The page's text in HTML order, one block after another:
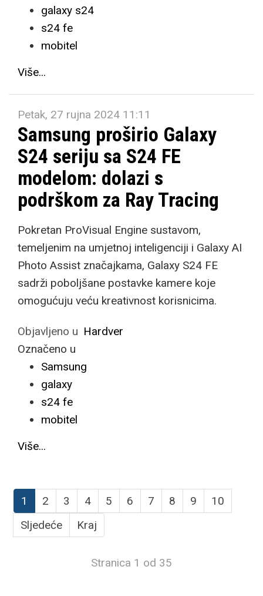
galaxy s24
s24 fe
mobitel
Više...
Petak, 27 rujna 2024 11:11
Samsung proširio Galaxy
S24 seriju sa S24 FE
modelom: dolazi s
podrškom za Ray Tracing
Pokretan ProVisual Engine sustavom,
temeljenim na umjetnoj inteligenciji i Galaxy AI
Photo Assist značajkama, Galaxy S24 FE
sadrži poboljšane postavke kamere koje
omogućuju veću kreativnost korisnicima.
Objavljeno u Hardver
Označeno u
Samsung
galaxy
s24 fe
mobitel
Više...
1 2 3 4 5 6 7 8 9
10
Sljedeće
Kraj
Stranica 1 od 35